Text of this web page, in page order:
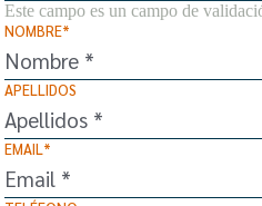
Este campo es un campo de
NOMBRE*
APELLIDOS
EMAIL*